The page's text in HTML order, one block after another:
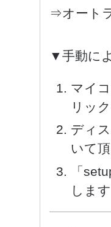
⇒オート
▼手動に
マイ
リッ
ディ
いて
「
しま